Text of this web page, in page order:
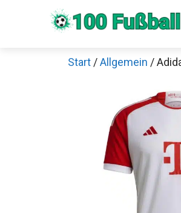
Start /Allgemein /